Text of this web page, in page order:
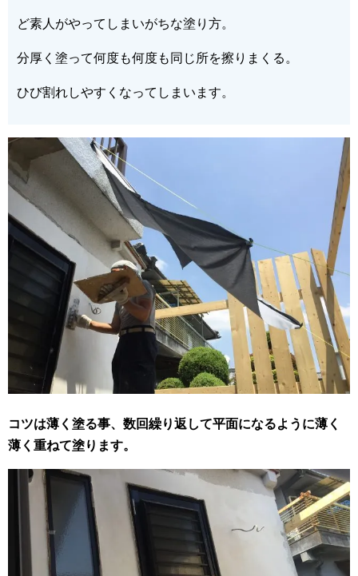
ど素人がやってしまいがちな塗り方。
分厚く塗って何度も何度も同じ所を擦りまくる。
ひび割れしやすくなってしまいます。
コツは薄く塗る事、数回繰り返して平面になるように薄く
薄く重ねて塗ります。